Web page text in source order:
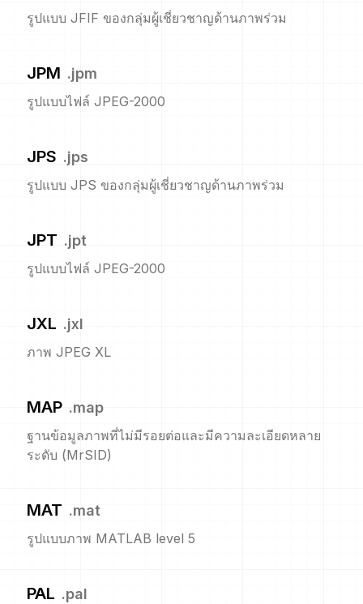
รูปแบบ JFIF ของกลุ่มผู้เชี่ยวชาญด้านภาพร่วม
JPM .jpm
รูปแบบไฟล์ JPEG-2000
JPS .jps
รูปแบบ JPS ของกลุ่มผู้เชี่ยวชาญด้านภาพร่วม
JPT .jpt
รูปแบบไฟล์ JPEG-2000
JXL .jxl
ภาพ JPEG XL
MAP .map
ฐานข้อมูลภาพที่ไม่มีรอยต่อและมีความละเอียดหลาย
ระดับ (MrSID)
MAT .mat
รูปแบบภาพ MATLAB level 5
PAL .pal